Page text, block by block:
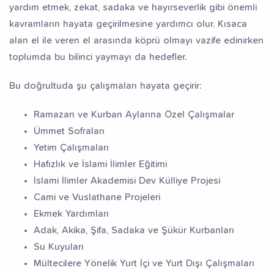
yardım etmek, zekat, sadaka ve hayırseverlik gibi önemli
kavramların hayata geçirilmesine yardımcı olur. Kısaca
alan el ile veren el arasında köprü olmayı vazife edinirken
toplumda bu bilinci yaymayı da hedefler.
Bu doğrultuda şu çalışmaları hayata geçirir:
Ramazan ve Kurban Aylarına Özel Çalışmalar
Ümmet Sofraları
Yetim Çalışmaları
Hafızlık ve İslami İlimler Eğitimi
İslami İlimler Akademisi Dev Külliye Projesi
Cami ve Vuslathane Projeleri
Ekmek Yardımları
Adak, Akika, Şifa, Sadaka ve Şükür Kurbanları
Su Kuyuları
Mültecilere Yönelik Yurt İçi ve Yurt Dışı Çalışmaları